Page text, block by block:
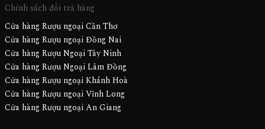
Chính sách đổi trả hàng
Cửa hàng Rượu ngoại Cần Thơ
Cửa hàng Rượu ngoại Đồng Nai
Cửa hàng Rượu Ngoại Tây Ninh
Cửa hàng Rượu Ngoại Lâm Đồng
Cửa hàng Rượu ngoại Khánh Hoà
Cửa hàng Rượu ngoại Vĩnh Long
Cửa hàng Rượu ngoại An Giang